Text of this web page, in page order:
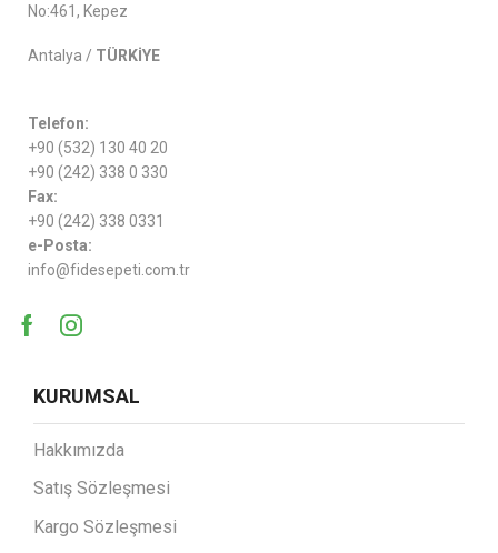
No:461, Kepez
Antalya / TÜRKİYE
Telefon:
+90 (532) 130 40 20
+90 (242) 338 0 330
Fax:
+90 (242) 338 0331
e-Posta:
info@fidesepeti.com.tr
KURUMSAL
Hakkımızda
Satış Sözleşmesi
Kargo Sözleşmesi